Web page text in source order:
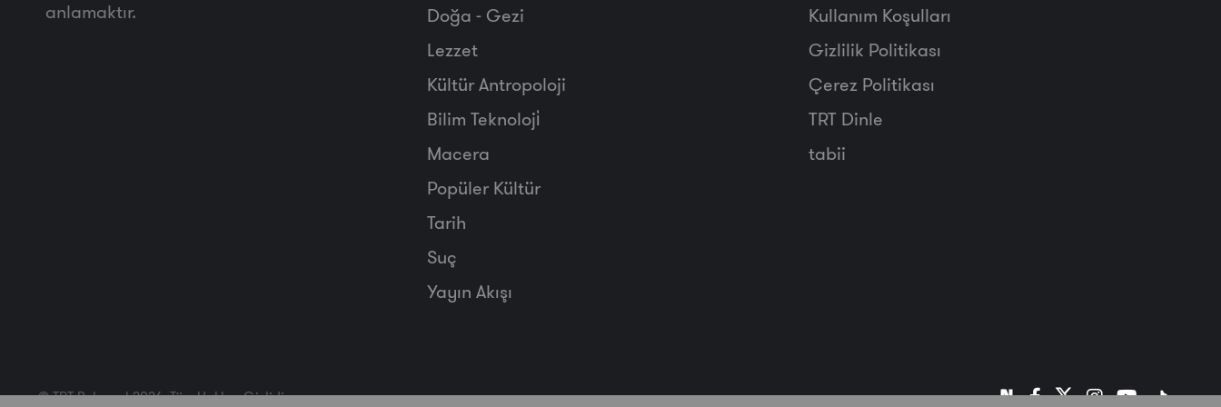
anlamaktır.
Doğa - Gezi
Lezzet
Kültür Antropoloji
Bilim Teknoloji̇
Macera
Popüler Kültür
Tarih
Suç
Yayın Akışı
Kullanım Koşulları
Gizlilik Politikası
Çerez Politikası
TRT Dinle
tabii
© TRT Belgesel 2026. Tüm Hakları Gizlidir.